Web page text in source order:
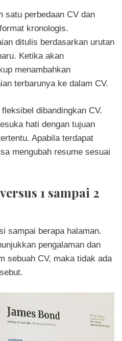
satu perbedaan CV dan
kronologis.
ditulis berdasarkan urutan
Ketika akan
menambahkan
terbarunya ke dalam CV.
dibandingkan CV.
hati dengan tujuan
Apabila terdapat
mengubah resume sesuai
1 sampai 2
sampai berapa halaman.
pengalaman dan
sebuah CV, maka tidak ada